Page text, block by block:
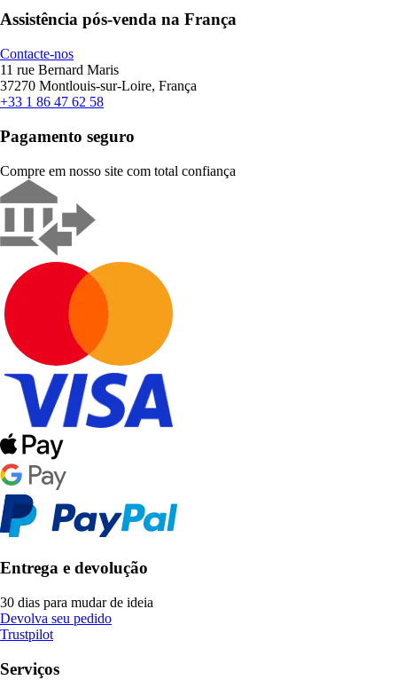
Assistência pós-venda na França
Contacte-nos
11 rue Bernard Maris
37270 Montlouis-sur-Loire, França
+33 1 86 47 62 58
Pagamento seguro
Compre em nosso site com total confiança
Entrega e devolução
30 dias para mudar de ideia
Devolva seu pedido
Trustpilot
Serviços